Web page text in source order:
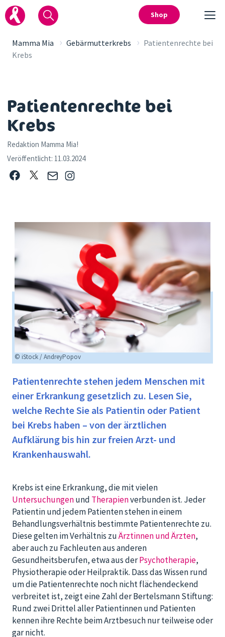
Shop
Mamma Mia › Gebärmutterkrebs › Patientenrechte bei
Krebs
Patientenrechte bei
Krebs
Redaktion Mamma Mia!
Veröffentlicht: 11.03.2024
© iStock / AndreyPopov
Patientenrechte stehen jedem Menschen mit
einer Erkrankung gesetzlich zu. Lesen Sie,
welche Rechte Sie als Patientin oder Patient
bei Krebs haben – von der ärztlichen
Aufklärung bis hin zur freien Arzt- und
Krankenhauswahl.
Krebs ist eine Erkrankung, die mit vielen
Untersuchungenund Therapienverbunden ist. Jeder
Patientin und jedem Patienten stehen in einem
Behandlungsverhältnis bestimmte Patientenrechte zu.
Diese gelten im Verhältnis zuÄrztinnen und Ärzten,
aber auch zu Fachleuten aus anderen
Gesundheitsberufen, etwa aus derPsychotherapie,
Physiotherapie oder Heilpraktik. Dass das Wissen rund
um die Patientenrechte noch nicht flächendeckend
verbreitet ist, zeigt eine Zahl der Bertelsmann Stiftung:
Rund zwei Drittel aller Patientinnen und Patienten
kennen ihre Rechte beim Arztbesuch nur teilweise oder
gar nicht.